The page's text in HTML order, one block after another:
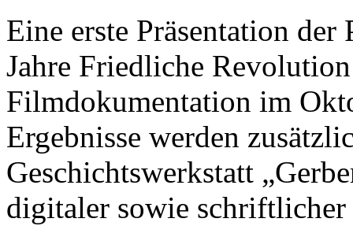
Eine erste Präsentation
Jahre Friedliche
Filmdokumentation im
Ergebnisse werden
Geschichtswerkstatt
digitaler sowie